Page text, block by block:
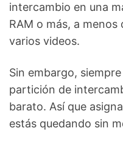
intercambio en una
RAM o más, a
varios videos.
Sin embargo,
partición de
barato. Así que
estás quedando sin